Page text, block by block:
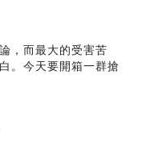
，而最大的受害苦
。今天要開箱一群搶